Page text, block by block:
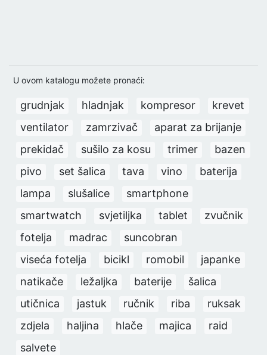
U ovom katalogu možete pronaći:
grudnjak hladnjak kompresor
krevet
ventilator
zamrzivač
aparat za brijanje
prekidač
sušilo za kosu trimer
bazen
pivo
set šalica tava vino
baterija
lampa
slušalice
smartphone
smartwatch
svjetiljka tablet
zvučnik
fotelja
madrac
suncobran
viseća fotelja
bicikl romobil
japanke
natikače
ležaljka baterije
šalica
utičnica
jastuk ručnik riba
ruksak
zdjela
haljina hlače majica
raid
salvete